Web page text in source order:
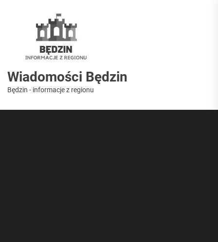
Wiadomości Będzin
Będzin - informacje z regionu